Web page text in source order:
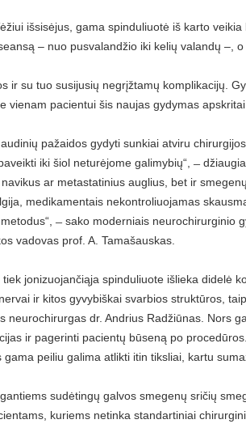
išsisėjus, gama spinduliuotė iš karto
– nuo pusvalandžio iki kelių valandų –,
ir su tuo susijusių negrįžtamų komplikacijų.
pacientui šis naujas gydymas
pažaidos gydyti sunkiai atviru
iki šiol neturėjome galimybių“,
ar metastatinius auglius, bet ir
medikamentais nekontroliuojamas
sako moderniais neurochirurginio
vadovas prof. A. Tamašauskas.
jonizuojančiąja spinduliuote išlieka didelė
ir kitos gyvybiškai svarbios struktūros,
dr. Andrius Radžiūnas. Nors
ir pagerinti pacientų būseną po
peiliu galima atlikti itin tiksliai, kartu
sudėtingų galvos smegenų sričių
kuriems netinka standartiniai